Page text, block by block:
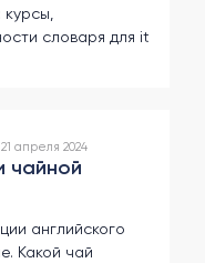
словаря для it
апреля 2024
чайной
английского
Какой чай